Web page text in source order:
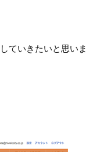
ていきたいと思いま